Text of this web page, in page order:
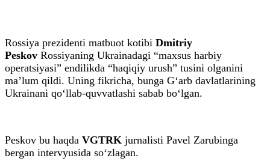
Rossiya prezidenti matbuot kotibi Dmitriy
Peskov Rossiyaning Ukrainadagi “maxsus harbiy
operatsiyasi” endilikda “haqiqiy urush” tusini olganini
ma’lum qildi. Uning fikricha, bunga G‘arb davlatlarining
Ukrainani qo‘llab-quvvatlashi sabab bo‘lgan.
Peskov bu haqda VGTRK jurnalisti Pavel Zarubinga
bergan intervyusida so‘zlagan.